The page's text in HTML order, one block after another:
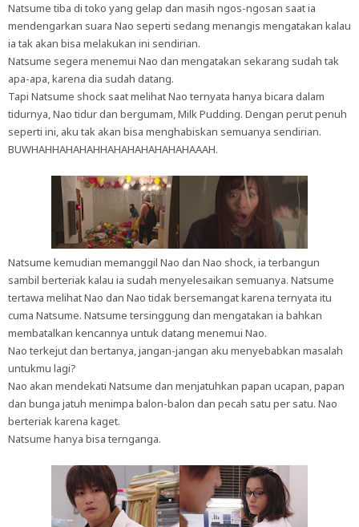
Natsume tiba di toko yang gelap dan masih ngos-ngosan saat ia
mendengarkan suara Nao seperti sedang menangis mengatakan kalau
ia tak akan bisa melakukan ini sendirian.
Natsume segera menemui Nao dan mengatakan sekarang sudah tak
apa-apa, karena dia sudah datang.
Tapi Natsume shock saat melihat Nao ternyata hanya bicara dalam
tidurnya, Nao tidur dan bergumam, Milk Pudding. Dengan perut penuh
seperti ini, aku tak akan bisa menghabiskan semuanya sendirian.
BUWHAHHAHAHAHHAHAHAHAHAHAHAAAH.
Natsume kemudian memanggil Nao dan Nao shock, ia terbangun
sambil berteriak kalau ia sudah menyelesaikan semuanya. Natsume
tertawa melihat Nao dan Nao tidak bersemangat karena ternyata itu
cuma Natsume. Natsume tersinggung dan mengatakan ia bahkan
membatalkan kencannya untuk datang menemui Nao.
Nao terkejut dan bertanya, jangan-jangan aku menyebabkan masalah
untukmu lagi?
Nao akan mendekati Natsume dan menjatuhkan papan ucapan, papan
dan bunga jatuh menimpa balon-balon dan pecah satu per satu. Nao
berteriak karena kaget.
Natsume hanya bisa ternganga.